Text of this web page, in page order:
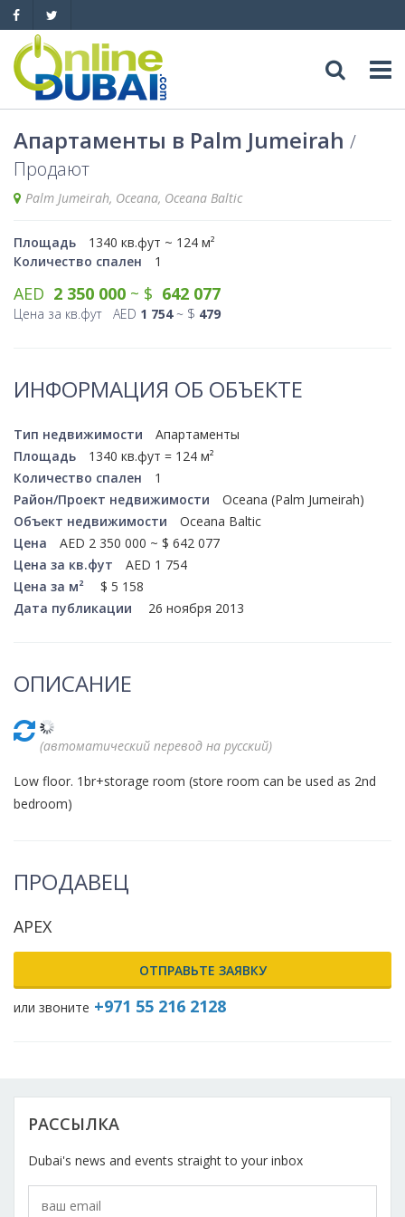
Досуг
Обзоры
Бары
Ночные клубы
Активный отдых
Галереи искусств
Адреса
Медицина
Образование
Спорт и фитнес
Школы танцев
Продажа
Школы вождения
Яхты
Бизнес услуги
Услуги для офиса
Телекоммуникации
IT и интернет
Поиск работы
Бытовые услуги
Организация мероприятий
Прокат
Автомобили
Продают
Сдают на длительный срок
Сдают на короткий срок
Проекты недвижимости
Апартаменты в Palm Jumeirah
Продают
Palm Jumeirah, Oceana, Oceana Baltic
Площадь
1340 кв.фут ~ 124 м²
Количество спален
1
AED 2 350 000 ~ $ 642 077
Цена за кв.фут AED 1 754~ $ 479
ИНФОРМАЦИЯ ОБ ОБЪЕКТЕ
Тип недвижимости
Апартаменты
Площадь
1340 кв.фут = 124 м²
Количество спален
1
Район/Проект недвижимости
Oceana (Palm Jumeirah)
Объект недвижимости
Oceana Baltic
Цена
AED 2 350 000 ~ $ 642 077
Цена за кв.фут
AED 1 754
Цена за м²
$ 5 158
Дата публикации
26 ноября 2013
ОПИСАНИЕ
(автоматический перевод на русский)
Low floor. 1br+storage room (store room can be used as 2nd
bedroom)
ПРОДАВЕЦ
APEX
ОТПРАВЬТЕ ЗАЯВКУ
или звоните +971 55 216 2128
РАССЫЛКА
Dubai's news and events straight to your inbox